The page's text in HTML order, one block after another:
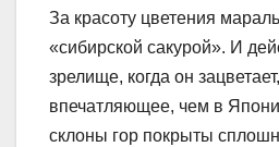
За красоту цветения
«сибирской сакурой». И
зрелище, когда он
впечатляющее, чем в
склоны гор покрыты